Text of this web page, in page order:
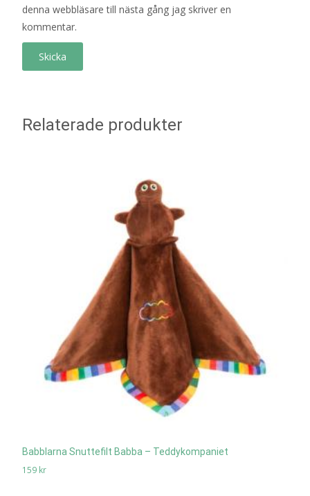
denna webbläsare till nästa gång jag skriver en
kommentar.
Relaterade produkter
Babblarna Snuttefilt Babba – Teddykompaniet
159 kr